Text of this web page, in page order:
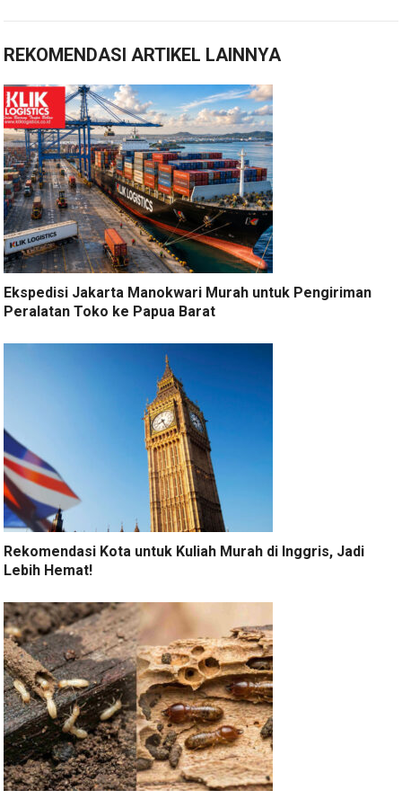
REKOMENDASI ARTIKEL LAINNYA
Ekspedisi Jakarta Manokwari Murah untuk Pengiriman
Peralatan Toko ke Papua Barat
Rekomendasi Kota untuk Kuliah Murah di Inggris, Jadi
Lebih Hemat!